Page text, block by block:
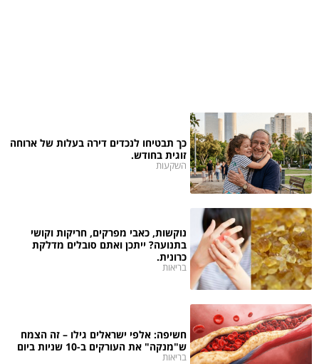
כך תבטיחו לנכדים דירה בעלות של ארוחה
זוגית בחודש.
השקעות
נוקשות, כאבי מפרקים, חריקות וקושי
בתנועה? ייתכן ואתם סובלים מדלקת
כרונית.
בריאות
חשיפה: אלפי ישראלים גילו – זה הצמח
ש"מנקה" את העורקים ב-10 שניות ביום
בריאות